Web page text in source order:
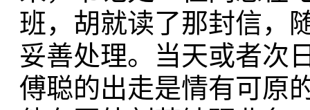
班，胡就读了那封信，
妥善处理。当天或者次
傅聪的出走是情有可原